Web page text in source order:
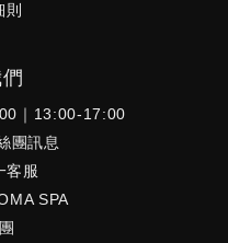
｜13:00-17:00
團訊息
客服
SPA